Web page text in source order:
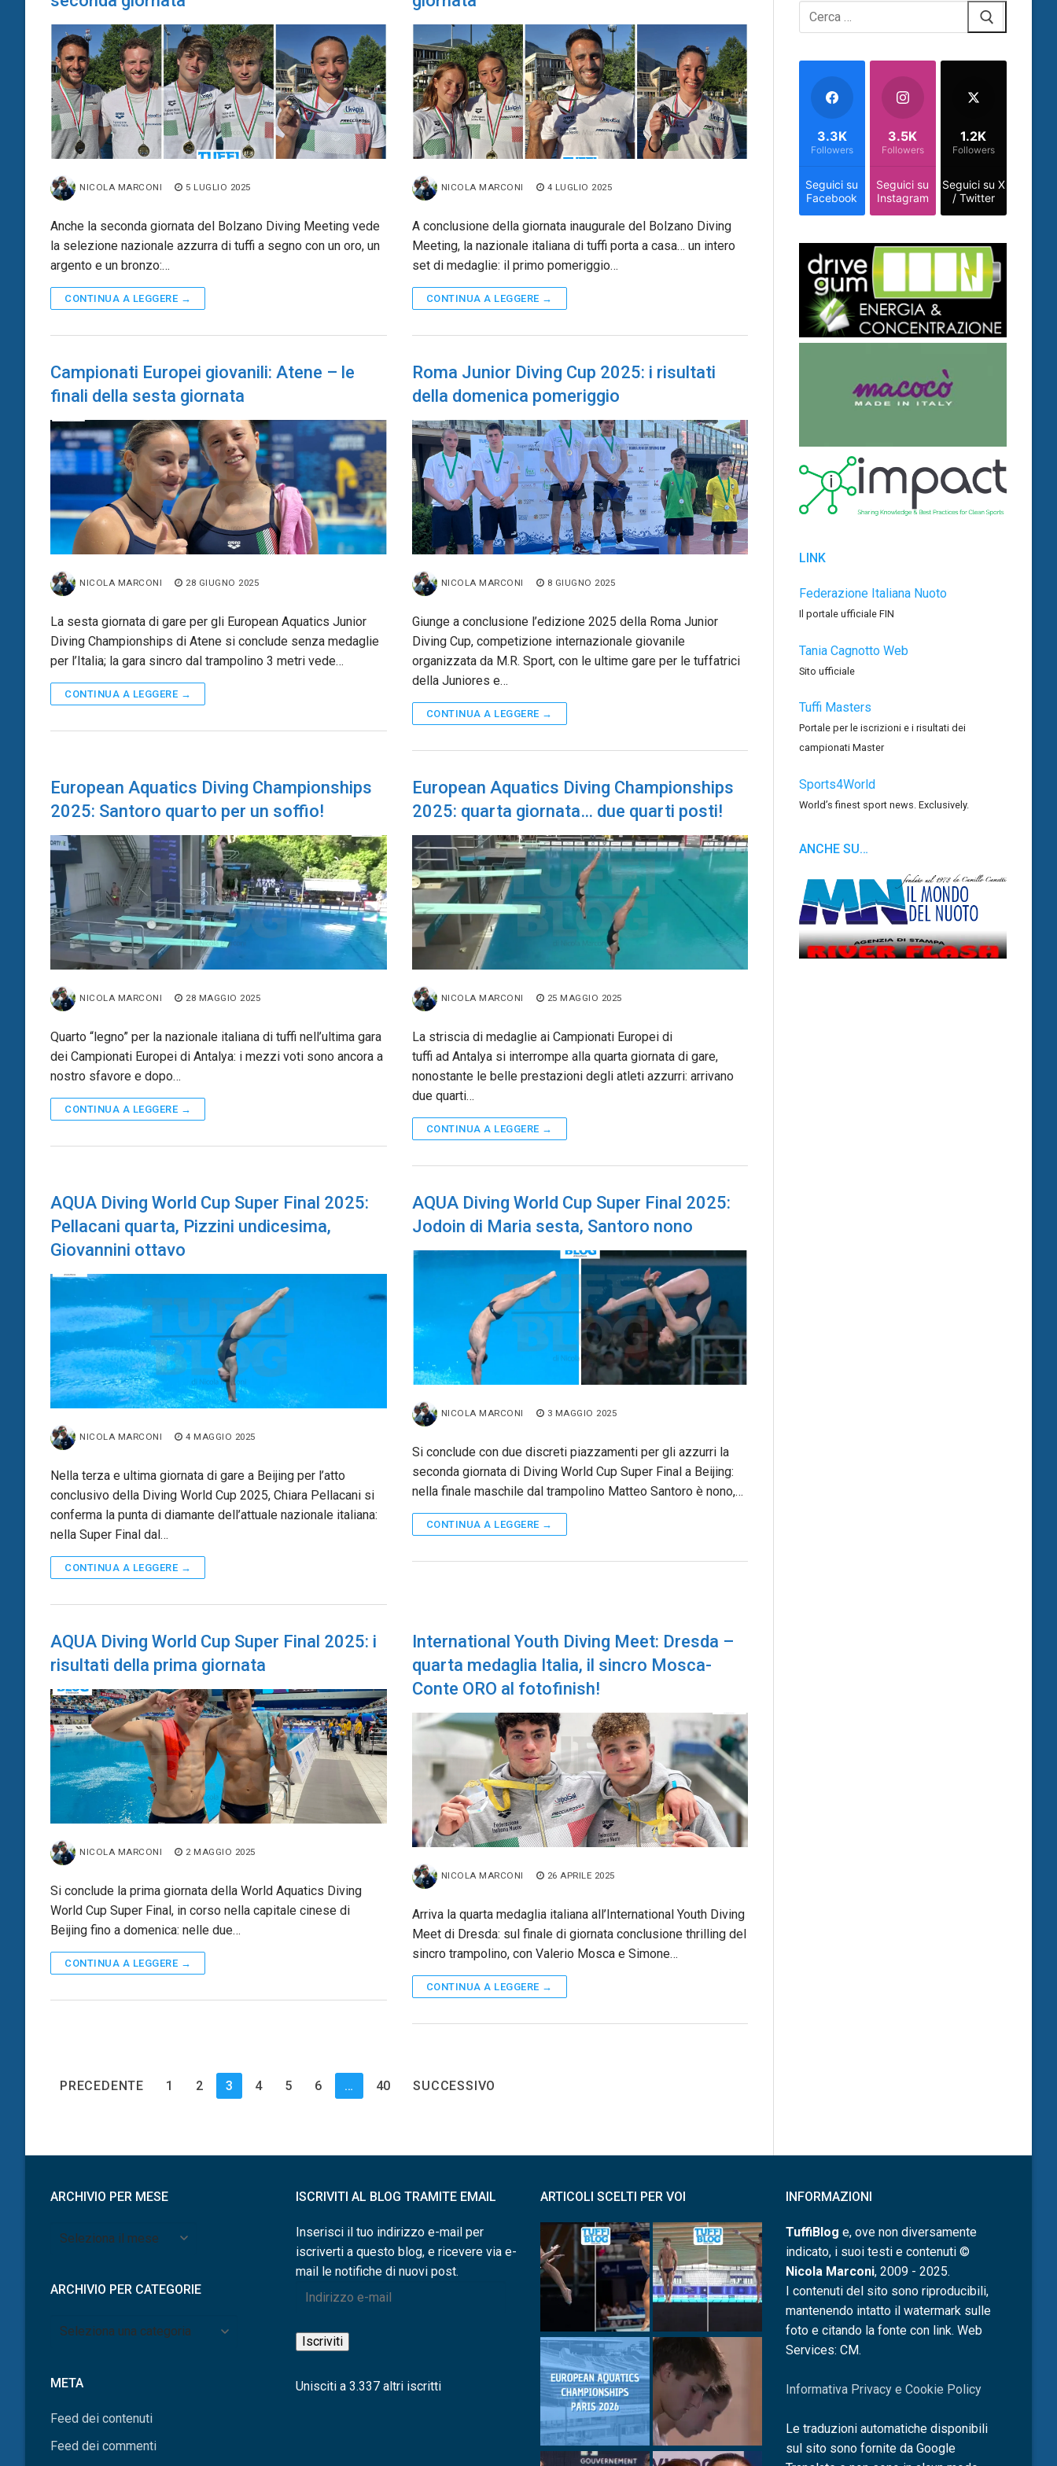
NICOLA MARCONI 5 LUGLIO 2025
Anche la seconda giornata del Bolzano Diving Meeting vede
la selezione nazionale azzurra di tuffi a segno con un oro, un
argento e un bronzo:…
CONTINUA A LEGGERE →
NICOLA MARCONI 4 LUGLIO 2025
A conclusione della giornata inaugurale del Bolzano Diving
Meeting, la nazionale italiana di tuffi porta a casa… un intero
set di medaglie: il primo pomeriggio…
CONTINUA A LEGGERE →
Campionati Europei giovanili: Atene – le
finali della sesta giornata
NICOLA MARCONI 28 GIUGNO 2025
La sesta giornata di gare per gli European Aquatics Junior
Diving Championships di Atene si conclude senza medaglie
per l’Italia; la gara sincro dal trampolino 3 metri vede…
CONTINUA A LEGGERE →
Roma Junior Diving Cup 2025: i risultati
della domenica pomeriggio
NICOLA MARCONI 8 GIUGNO 2025
Giunge a conclusione l’edizione 2025 della Roma Junior
Diving Cup, competizione internazionale giovanile
organizzata da M.R. Sport, con le ultime gare per le tuffatrici
della Juniores e…
CONTINUA A LEGGERE →
European Aquatics Diving Championships
2025: Santoro quarto per un soffio!
NICOLA MARCONI 28 MAGGIO 2025
Quarto “legno” per la nazionale italiana di tuffi nell’ultima gara
dei Campionati Europei di Antalya: i mezzi voti sono ancora a
nostro sfavore e dopo…
CONTINUA A LEGGERE →
European Aquatics Diving Championships
2025: quarta giornata… due quarti posti!
NICOLA MARCONI 25 MAGGIO 2025
La striscia di medaglie ai Campionati Europei di
tuffi ad Antalya si interrompe alla quarta giornata di gare,
nonostante le belle prestazioni degli atleti azzurri: arrivano
due quarti…
CONTINUA A LEGGERE →
AQUA Diving World Cup Super Final 2025:
Pellacani quarta, Pizzini undicesima,
Giovannini ottavo
NICOLA MARCONI 4 MAGGIO 2025
Nella terza e ultima giornata di gare a Beijing per l’atto
conclusivo della Diving World Cup 2025, Chiara Pellacani si
conferma la punta di diamante dell’attuale nazionale italiana:
nella Super Final dal…
CONTINUA A LEGGERE →
AQUA Diving World Cup Super Final 2025:
Jodoin di Maria sesta, Santoro nono
NICOLA MARCONI 3 MAGGIO 2025
Si conclude con due discreti piazzamenti per gli azzurri la
seconda giornata di Diving World Cup Super Final a Beijing:
nella finale maschile dal trampolino Matteo Santoro è nono,…
CONTINUA A LEGGERE →
AQUA Diving World Cup Super Final 2025: i
risultati della prima giornata
NICOLA MARCONI 2 MAGGIO 2025
Si conclude la prima giornata della World Aquatics Diving
World Cup Super Final, in corso nella capitale cinese di
Beijing fino a domenica: nelle due…
CONTINUA A LEGGERE →
International Youth Diving Meet: Dresda –
quarta medaglia Italia, il sincro Mosca-
Conte ORO al fotofinish!
NICOLA MARCONI 26 APRILE 2025
Arriva la quarta medaglia italiana all’International Youth Diving
Meet di Dresda: sul finale di giornata conclusione thrilling del
sincro trampolino, con Valerio Mosca e Simone…
CONTINUA A LEGGERE →
Paginazione
PRECEDENTE 1 2 3 4 5 6 … 40 SUCCESSIVO
Cerca:
Seguici su
Facebook
3.3K
Followers
Seguici su
Instagram
3.5K
Followers
Seguici su X
/ Twitter
1.2K
Followers
LINK
Federazione Italiana Nuoto
Il portale ufficiale FIN
Tania Cagnotto Web
Sito ufficiale
Tuffi Masters
Portale per le iscrizioni e i risultati dei
campionati Master
Sports4World
World’s finest sport news. Exclusively.
ANCHE SU…
ARCHIVIO PER MESE
Archivio
ARCHIVIO PER CATEGORIE
Archivio
META
Feed dei contenuti
Feed dei commenti
ISCRIVITI AL BLOG TRAMITE EMAIL
Inserisci il tuo indirizzo e-mail per
iscriverti a questo blog, e ricevere via e-
mail le notifiche di nuovi post.
Indirizzo
mail
Iscriviti
Unisciti a 3.337 altri iscritti
ARTICOLI SCELTI PER VOI INFORMAZIONI
TuffiBlog e, ove non diversamente
indicato, i suoi testi e contenuti ©
Nicola Marconi, 2009 - 2025.
I contenuti del sito sono riproducibili,
mantenendo intatto il watermark sulle
foto e citando la fonte con link. Web
Services: CM.
Informativa Privacy e Cookie Policy
Le traduzioni automatiche disponibili
sul sito sono fornite da Google